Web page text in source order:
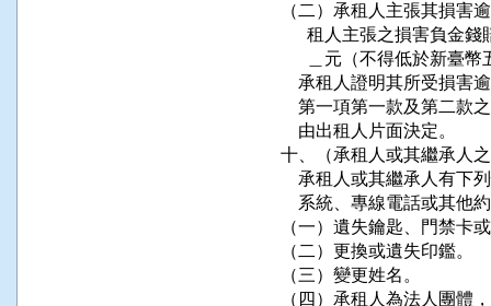
（二）承租人主張其損害
租人主張之損害負金
＿元（不得低於新臺
承租人證明其所受損
第一項第一款及第二
    由出租人片面決定。
十、（承租人或其繼承人
承租人或其繼承人有
系統、專線電話或其他
（一）遺失鑰匙、門禁卡
（二）更換或遺失印鑑。
（三）變更姓名。
（四）承租人為法人團體